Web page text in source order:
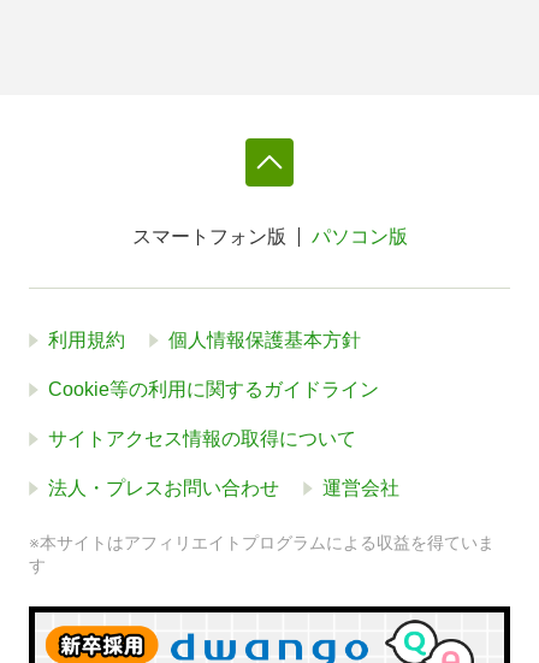
スマートフォン版 パソコン版
利用規約 個人情報保護基本方針
Cookie等の利用に関するガイドライン
サイトアクセス情報の取得について
法人・プレスお問い合わせ 運営会社
※本サイトはアフィリエイトプログラムによる収益を得ていま
す